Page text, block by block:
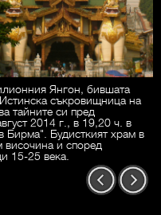
Янгон, бившата
съкровищница на
тайните си пред
2014 г., в 19,20 ч. в
Бирма". Будисткият храм в
височина и според
15-25 века.